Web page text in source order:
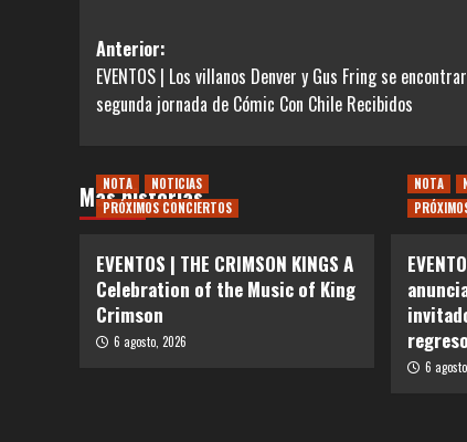
Navegación
de
entradas
Anterior:
EVENTOS | Los villanos Denver y Gus Fring se
segunda jornada de Cómic Con Chile Recibidos
Más historias
NOTA
NOTICIAS
PRÓXIMOS CONCIERTOS
EVENTOS | THE CRIMSON KINGS A
Celebration of the Music of King
Crimson
6 agosto, 2026
NOTA
6